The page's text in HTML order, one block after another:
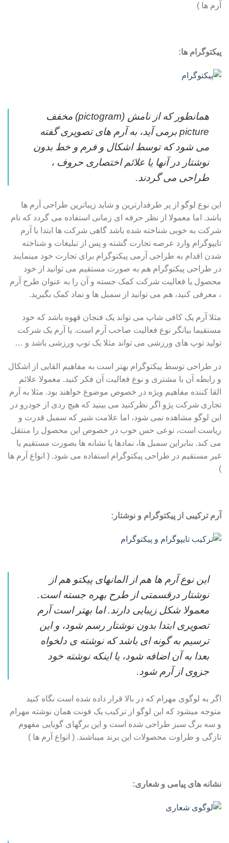
آرم ها )
پیکتوگرام ها:
همانطور که از نامش (pictogram) مخفف
picture برمی آید، به آرم های تصویری گفته
می شود که توسط اشکال و فرم و خط بدون
نوشتار در آنها یا علائم اختصاری حروف ،
طراحی می گردند.
این نوع لوگو از پر طرفدارترین و شاید زیباترین طراحی آرم ها
باشد. اما معمولا از نظر حرفه ای زمانی استفاده می گردد که نام
شرکت به خوبی شناخته شده باشد گاهی شرکت ها ابتدا با آرم
تایپوگرام وارد عرصه تجارت گشته و پس از تبلیغات و شناخته
شدن اقدام به طراحی آرمی پیکتوگرام برای تجارت خود مینمایند
در طراحی پیکتوگرام هم به صورت مستقیم می توانید از خود
محصول یا فعالیت شرکت کمک جسته و آن را به عنوان طرح آرم
، معرفی کنید، هم می توانید از سمبل ها و نماد کمک بگیرید.
مثلا آرم یک کافی شاپ می تواند یک فنجان قهوه باشد که خود
مستقیما بیانگر نوع فعالیت صاحب آرم است. یا آرم یک شرکت
تولید توپ های ورزشی می تواند مثلا یک توپ ورزشی باشد و …
در طراحی توسط پیکتوگرام بهتر است به مفاهیم القایی از اشکال
و رابطه آن با مشتری و نوع فعالیت آن فکر کنید. معمولا علائم
القا کننده مفاهیم ویژه در خصوص موضوع خواهند بود. مثلا به آرم
تجاری شرکت پژو اگر نظرکنید می بینید که هیچ ردی از خودرو در
این لوگو مشاهده نمی شود، اما علامت شیر که سمبل قدرت و
ریاست است، نوعی حس خوب در خصوص این محصول را منتقل
می کند. بنابراین سمبل ها، نمادها یا نشانه ها بصورت مستقیم یا
غیر مستقیم در طراحی پیکتوگرام استفاده می شود. ( انواع آرم ها
)
آرم ترکیبی از پیکتوگرام و نوشتار:
این نوع آرم ها هم از المانهای پیکتو هم از
نوشتار درقسمتی از طرح بهره جسته است.
معمولا شکل زیبایی دارند. اما بهتر است آرم
تصویری ابتدا بدون نوشتار رسم شود، و این
ترسیم به گونه ای باشد که نوشته ی دلخواه
بعدا به آن اضافه شود، یا اینکه نوشته خود
جزوی از آرم شود.
اگر به لوگوی مهرام که در بالا قرار داده شده است نگاه کنید
متوجه میشود که این لوگو از ترکیب یک فونت همان نوشته مهرام
و سه برگ سبز طراحی شده است و این برگهای گویایی مفهوم
تازگی و طراوت محصولات این برند میباشند. ( انواع آرم ها )
نشانه های پیامی و شعاری: